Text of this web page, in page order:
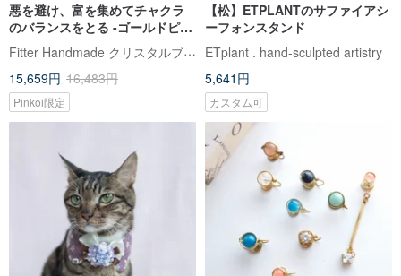
悪を避け、富を集めてチャクラ
のバランスをとる -ゴールドピー
ター xホワイトアサイ x フレイ
ム石xブラックアゲート 6 文字の
マントライエローブレスレット
Fitter Handmade クリスタルブレスレット・天然石専門店
15,659円 16,483円
Pinkoi限定
【松】ETPLANTのサファイアシ
ーフォンスタンド
ETplant . hand-sculpted artistry
5,641円
カスタム可